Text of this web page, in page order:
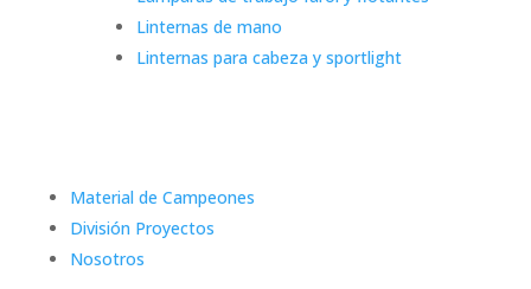
Linternas de mano
Linternas para cabeza y sportlight
Material de Campeones
División Proyectos
Nosotros